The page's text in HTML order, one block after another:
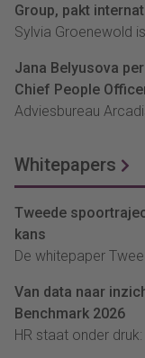
Group, pakt
Sylvia Groenewold
Jana Belyusova
Chief People
Adviesbureau
Whitepapers
Tweede
kans
De whitepaper
Van data naar
Benchmark 2026
HR staat onder druk: